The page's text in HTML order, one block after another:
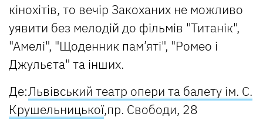
кінохітів, то вечір Закоханих не можливо
уявити без мелодій до фільмів "Титанік",
"Амелі", "Щоденник пам’яті", "Ромео і
Джульєта" та інших.
Де:Львівський театр опери та балету ім. С.
Крушельницької,пр. Свободи, 28